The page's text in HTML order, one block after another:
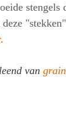
stengels
.
van